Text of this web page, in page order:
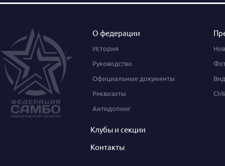
О федерации
История
Руководство
Официальные документы
Реквизиты
Антидопинг
Клубы и секции
Контакты